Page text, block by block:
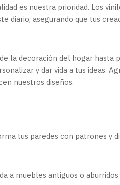
es nuestra prioridad. Los
diario, asegurando que tus
la decoración del hogar hasta
y dar vida a tus ideas.
nuestros diseños.
tus paredes con patrones y
a muebles antiguos o